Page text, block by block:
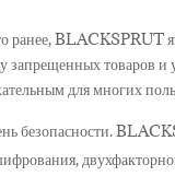
ранее, BLACKSPRUT
запрещенных товаров и
для многих
безопасности.